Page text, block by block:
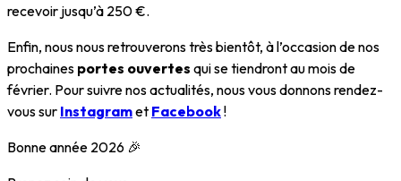
recevoir jusqu’à 250 €.
Enfin, nous nous retrouverons très bientôt, à l’occasion de nos
prochaines portes ouvertes qui se tiendront au mois de
février. Pour suivre nos actualités, nous vous donnons rendez-
vous sur Instagramet Facebook!
Bonne année 2026 🎉